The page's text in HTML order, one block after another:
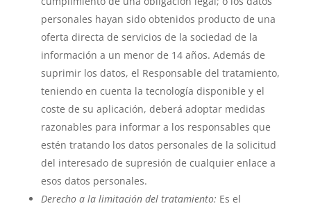
personales hayan sido obtenidos producto de una
oferta directa de servicios de la sociedad de la
información a un menor de 14 años. Además de
suprimir los datos, el Responsable del tratamiento,
teniendo en cuenta la tecnología disponible y el
coste de su aplicación, deberá adoptar medidas
razonables para informar a los responsables que
estén tratando los datos personales de la solicitud
del interesado de supresión de cualquier enlace a
esos datos personales.
Derecho a la limitación del tratamiento: Es el